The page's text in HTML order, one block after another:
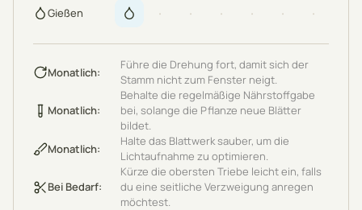
Gießen · · · · · ·
Monatlich:
Führe die Drehung fort, damit sich der
Stamm nicht zum Fenster neigt.
Monatlich:
Behalte die regelmäßige Nährstoffgabe
bei, solange die Pflanze neue Blätter
bildet.
Monatlich:
Halte das Blattwerk sauber, um die
Lichtaufnahme zu optimieren.
Bei Bedarf:
Kürze die obersten Triebe leicht ein, falls
du eine seitliche Verzweigung anregen
möchtest.